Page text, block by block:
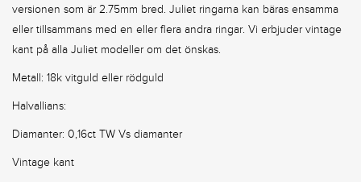
versionen som är 2.75mm bred. Juliet ringarna kan bäras ensamma
eller tillsammans med en eller flera andra ringar. Vi erbjuder vintage
kant på alla Juliet modeller om det önskas.
Metall: 18k vitguld eller rödguld
Halvallians:
Diamanter: 0,16ct TW Vs diamanter
Vintage kant